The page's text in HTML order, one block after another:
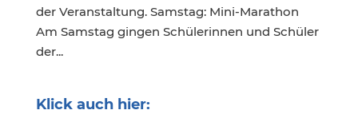
der Veranstaltung. Samstag: Mini-Marathon
Am Samstag gingen Schülerinnen und Schüler
der...
Klick auch hier: